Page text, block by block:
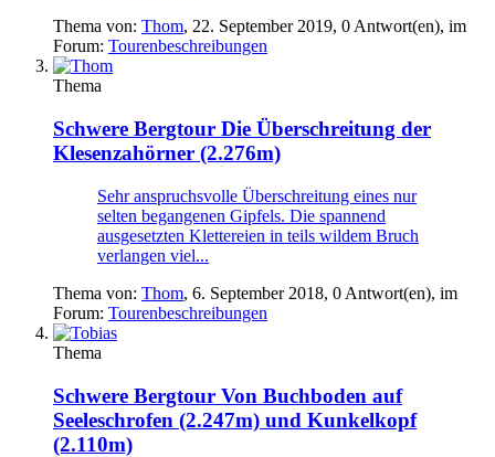
Thema von: Thom, 22. September 2019, 0 Antwort(en), im
Forum: Tourenbeschreibungen
Thema
Schwere Bergtour Die Überschreitung der
Klesenzahörner (2.276m)
Sehr anspruchsvolle Überschreitung eines nur
selten begangenen Gipfels. Die spannend
ausgesetzten Klettereien in teils wildem Bruch
verlangen viel...
Thema von: Thom, 6. September 2018, 0 Antwort(en), im
Forum: Tourenbeschreibungen
Thema
Schwere Bergtour Von Buchboden auf
Seeleschrofen (2.247m) und Kunkelkopf
(2.110m)